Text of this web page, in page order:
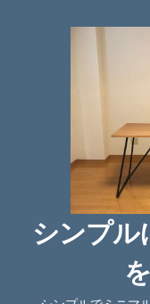
シンプル